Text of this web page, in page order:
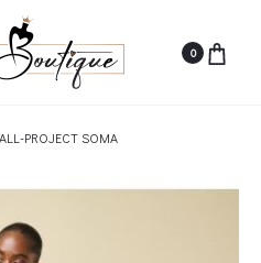
0
PROJECT SOMA